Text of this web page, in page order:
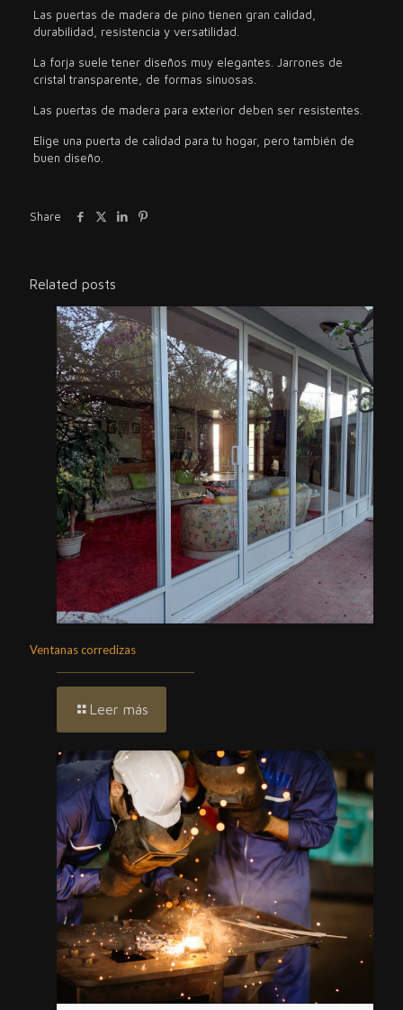
Las puertas de madera de pino tienen gran calidad,
durabilidad, resistencia y versatilidad.
La forja suele tener diseños muy elegantes. Jarrones de
cristal transparente, de formas sinuosas.
Las puertas de madera para exterior deben ser resistentes.
Elige una puerta de calidad para tu hogar, pero también de
buen diseño.
Share
Related posts
Ventanas corredizas
Leer más